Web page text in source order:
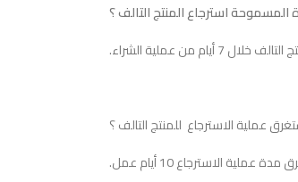
استرجاع المنتج التالف ؟
من عملية الشراء.
عملية الاسترجاع للمنتج التالف ؟